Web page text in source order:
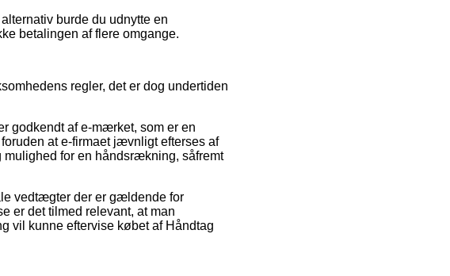
burde du udnytte en
betalingen af flere omgange.
regler, det er dog undertiden
godkendt af e-mærket, som er en
at e-firmaet jævnligt efterses af
for en håndsrækning, såfremt
vedtægter der er gældende for
er det tilmed relevant, at man
vil kunne eftervise købet af Håndtag